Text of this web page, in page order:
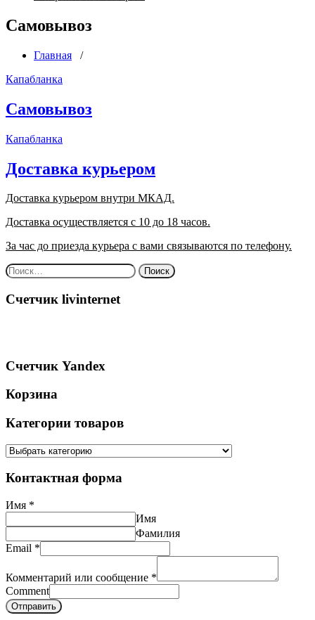
Самовывоз
Главная /
Капабланка
Самовывоз
Капабланка
Доставка курьером
Доставка курьером внутри МКАД.
Доставка осуществляется с 10 до 18 часов.
За час до приезда курьера с вами связываются по телефону.
Найти:
Счетчик livinternet
Счетчик Yandex
Корзина
Категории товаров
Контактная форма
Имя *
Имя
Фамилия
Email *
Комментарий или сообщение *
Comment
Отправить